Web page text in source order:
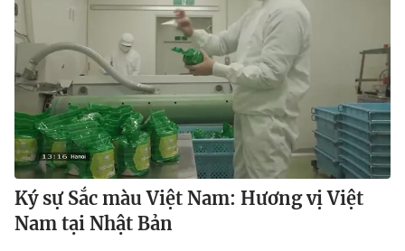
Ký sự Sắc màu Việt Nam: Hương vị Việt
Nam tại Nhật Bản